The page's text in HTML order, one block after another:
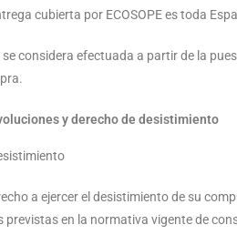
cubierta por ECOSOPE es toda
se considera efectuada a partir de la
y derecho de desistimiento
a ejercer el desistimiento de su
previstas en la normativa vigente de